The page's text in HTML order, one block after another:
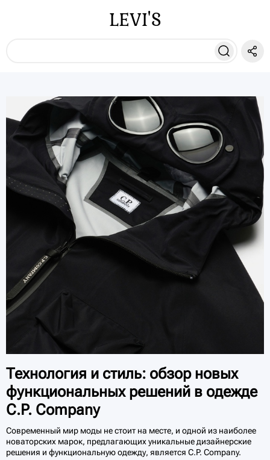
LEVI'S
Технология и стиль: обзор новых
функциональных решений в одежде
C.P. Company
Современный мир моды не стоит на месте, и одной из наиболее
новаторских марок, предлагающих уникальные дизайнерские
решения и функциональную одежду, является C.P. Company.